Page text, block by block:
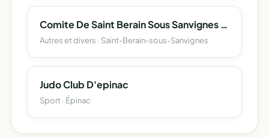
Comite De Saint Berain Sous Sanvignes De La Fnaca
Autres et divers · Saint-Berain-sous-Sanvignes
Judo Club D'epinac
Sport · Épinac